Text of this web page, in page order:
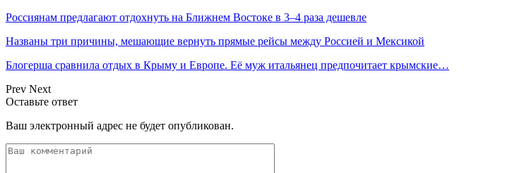
Россиянам предлагают отдохнуть на Ближнем Востоке в 3–4 раза дешевле
Названы три причины, мешающие вернуть прямые рейсы между Россией и Мексикой
Блогерша сравнила отдых в Крыму и Европе. Её муж итальянец предпочитает крымские…
Prev Next
Оставьте ответ
Ваш электронный адрес не будет опубликован.